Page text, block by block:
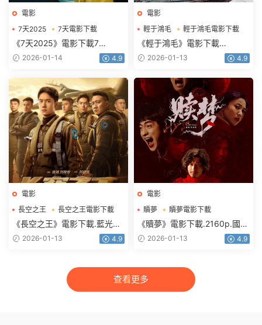
電影
7天2025
7天電影下載
《7天2025》電影下載7
天.2160p.HD國語中字
2026-01-14 4.9
電影
輕于鴻毛
輕于鴻毛電影下載
《輕于鴻毛》電影下載
2160p.HD國語中字
2026-01-13 4.9
電影
長空之王
長空之王電影下載
《長空之王》電影下載.藍光版
1080p.BD國語中字
2026-01-13 4.9
電影
贖夢
贖夢電影下載
《贖夢》電影下載.2160p.國粵
雙語.HD中字
2026-01-13 4.9
查看更多